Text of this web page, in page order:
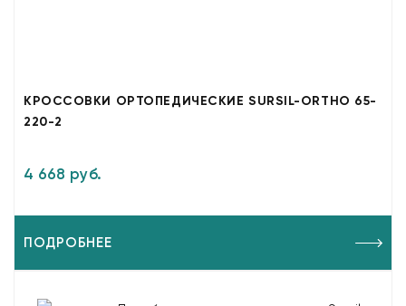
КРОССОВКИ ОРТОПЕДИЧЕСКИЕ SURSIL-ORTHO 65-
220-2
4 668 руб.
ПОДРОБНЕЕ